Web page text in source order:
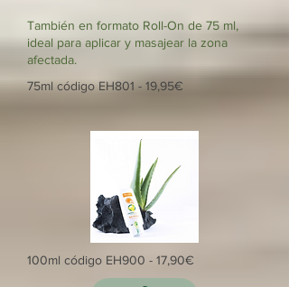
También en formato Roll-On de 75 ml,
ideal para aplicar y masajear la zona
afectada.
75ml código EH801 - 19,95€
100ml código EH900 - 17,90€